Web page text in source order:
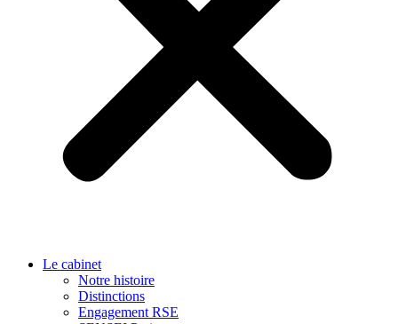
Le cabinet
Notre histoire
Distinctions
Engagement RSE